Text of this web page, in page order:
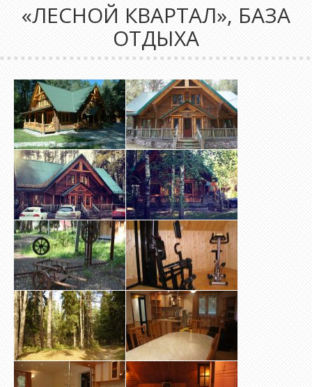
«ЛЕСНОЙ КВАРТАЛ», БАЗА
ОТДЫХА